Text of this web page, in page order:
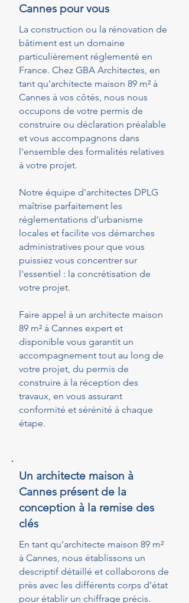
Cannes pour vous
La construction ou la rénovation de
bâtiment est un domaine
particulièrement réglementé en
France. Chez GBA Architectes, en
tant qu'architecte maison 89 m² à
Cannes à vos côtés, nous nous
occupons de votre permis de
construire ou déclaration préalable
et vous accompagnons dans
l'ensemble des formalités relatives
à votre projet.
Notre équipe d'architectes DPLG
maîtrise parfaitement les
réglementations d'urbanisme
locales et facilite vos démarches
administratives pour que vous
puissiez vous concentrer sur
l'essentiel : la concrétisation de
votre projet.
Faire appel à un architecte maison
89 m² à Cannes expert et
disponible vous garantit un
accompagnement tout au long de
votre projet, du permis de
construire à la réception des
travaux, en vous assurant
conformité et sérénité à chaque
étape.
Un architecte maison à
Cannes présent de la
conception à la remise des
clés
En tant qu'architecte maison 89 m²
à Cannes, nous établissons un
descriptif détaillé et collaborons de
près avec les différents corps d'état
pour établir un chiffrage précis.